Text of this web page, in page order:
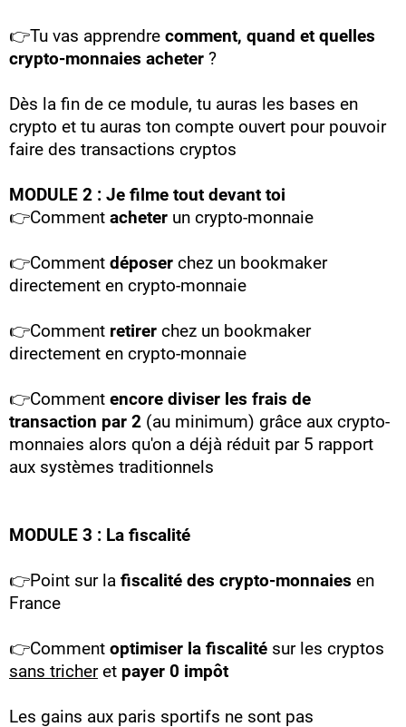
👉Tu vas apprendre comment, quand et quelles
crypto-monnaies acheter ?
Dès la fin de ce module, tu auras les bases en
crypto et tu auras ton compte ouvert pour pouvoir
faire des transactions cryptos
MODULE 2 : Je filme tout devant toi
👉Comment acheter un crypto-monnaie
👉Comment déposer chez un bookmaker
directement en crypto-monnaie
👉Comment retirer chez un bookmaker
directement en crypto-monnaie
👉Comment encore diviser les frais de
transaction par 2 (au minimum) grâce aux crypto-
monnaies alors qu'on a déjà réduit par 5 rapport
aux systèmes traditionnels
MODULE 3 : La fiscalité
👉Point sur la fiscalité des crypto-monnaies en
France
👉Comment optimiser la fiscalité sur les cryptos
sans tricheret payer 0 impôt
Les gains aux paris sportifs ne sont pas